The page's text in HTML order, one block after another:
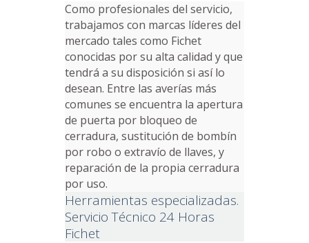
Como profesionales del servicio,
trabajamos con marcas líderes del
mercado tales como Fichet
conocidas por su alta calidad y que
tendrá a su disposición si así lo
desean. Entre las averías más
comunes se encuentra la apertura
de puerta por bloqueo de
cerradura, sustitución de bombín
por robo o extravío de llaves, y
reparación de la propia cerradura
por uso.
Herramientas especializadas.
Servicio Técnico 24 Horas
Fichet